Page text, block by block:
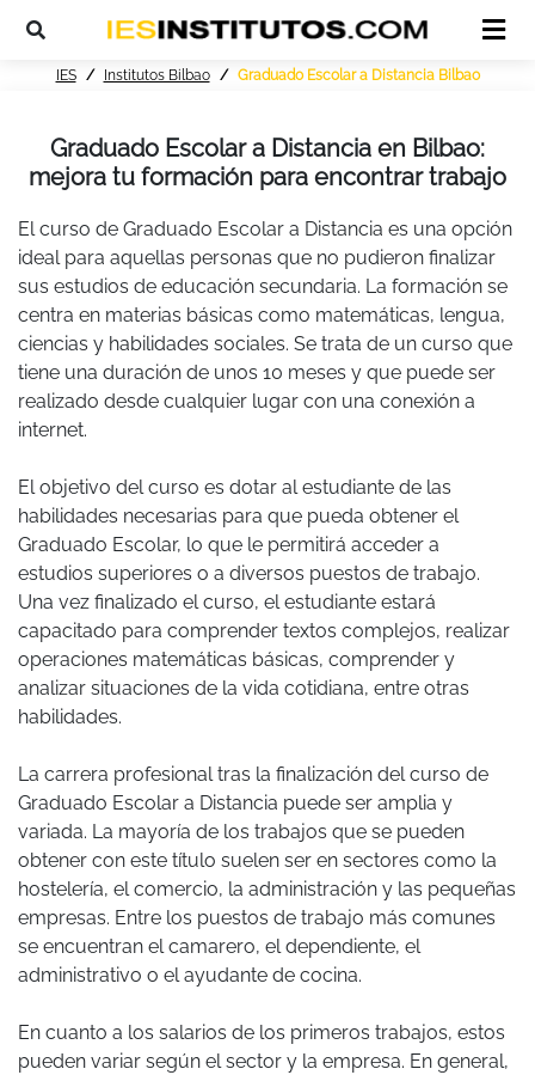
IES Institutos Bilbao Graduado Escolar a Distancia Bilbao
Graduado Escolar a Distancia en Bilbao:
mejora tu formación para encontrar trabajo
El curso de Graduado Escolar a Distancia es una opción
ideal para aquellas personas que no pudieron finalizar
sus estudios de educación secundaria. La formación se
centra en materias básicas como matemáticas, lengua,
ciencias y habilidades sociales. Se trata de un curso que
tiene una duración de unos 10 meses y que puede ser
realizado desde cualquier lugar con una conexión a
internet.
El objetivo del curso es dotar al estudiante de las
habilidades necesarias para que pueda obtener el
Graduado Escolar, lo que le permitirá acceder a
estudios superiores o a diversos puestos de trabajo.
Una vez finalizado el curso, el estudiante estará
capacitado para comprender textos complejos, realizar
operaciones matemáticas básicas, comprender y
analizar situaciones de la vida cotidiana, entre otras
habilidades.
La carrera profesional tras la finalización del curso de
Graduado Escolar a Distancia puede ser amplia y
variada. La mayoría de los trabajos que se pueden
obtener con este título suelen ser en sectores como la
hostelería, el comercio, la administración y las pequeñas
empresas. Entre los puestos de trabajo más comunes
se encuentran el camarero, el dependiente, el
administrativo o el ayudante de cocina.
En cuanto a los salarios de los primeros trabajos, estos
pueden variar según el sector y la empresa. En general,